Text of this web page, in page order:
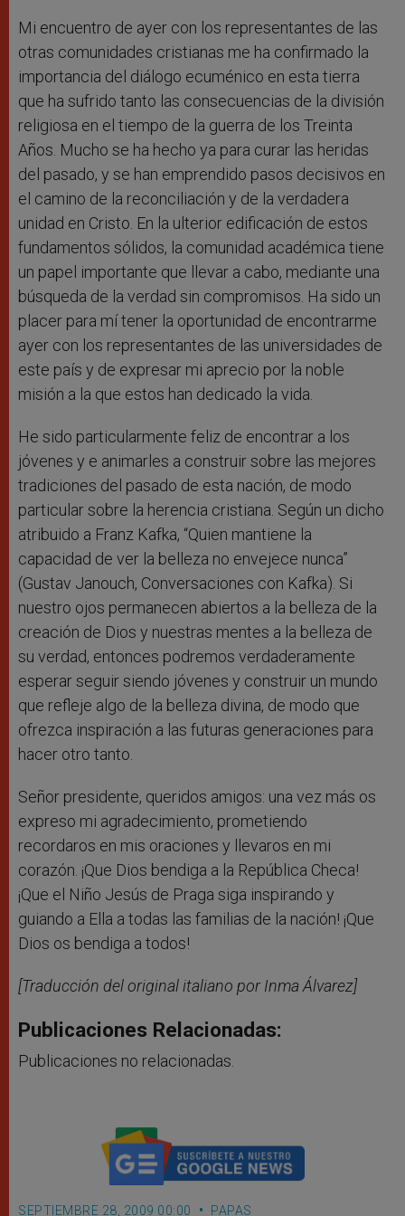
Mi encuentro de ayer con los representantes de las
otras comunidades cristianas me ha confirmado la
importancia del diálogo ecuménico en esta tierra
que ha sufrido tanto las consecuencias de la división
religiosa en el tiempo de la guerra de los Treinta
Años. Mucho se ha hecho ya para curar las heridas
del pasado, y se han emprendido pasos decisivos en
el camino de la reconciliación y de la verdadera
unidad en Cristo. En la ulterior edificación de estos
fundamentos sólidos, la comunidad académica tiene
un papel importante que llevar a cabo, mediante una
búsqueda de la verdad sin compromisos. Ha sido un
placer para mí tener la oportunidad de encontrarme
ayer con los representantes de las universidades de
este país y de expresar mi aprecio por la noble
misión a la que estos han dedicado la vida.
He sido particularmente feliz de encontrar a los
jóvenes y e animarles a construir sobre las mejores
tradiciones del pasado de esta nación, de modo
particular sobre la herencia cristiana. Según un dicho
atribuido a Franz Kafka, “Quien mantiene la
capacidad de ver la belleza no envejece nunca”
(Gustav Janouch, Conversaciones con Kafka). Si
nuestro ojos permanecen abiertos a la belleza de la
creación de Dios y nuestras mentes a la belleza de
su verdad, entonces podremos verdaderamente
esperar seguir siendo jóvenes y construir un mundo
que refleje algo de la belleza divina, de modo que
ofrezca inspiración a las futuras generaciones para
hacer otro tanto.
Señor presidente, queridos amigos: una vez más os
expreso mi agradecimiento, prometiendo
recordaros en mis oraciones y llevaros en mi
corazón. ¡Que Dios bendiga a la República Checa!
¡Que el Niño Jesús de Praga siga inspirando y
guiando a Ella a todas las familias de la nación! ¡Que
Dios os bendiga a todos!
[Traducción del original italiano por Inma Álvarez]
Publicaciones Relacionadas:
Publicaciones no relacionadas.
SEPTIEMBRE 28, 2009 00:00 PAPAS